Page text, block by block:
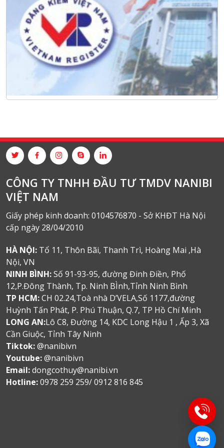
CÔNG TY TNHH ĐẦU TƯ TMDV NANIBI
VIỆT NAM
Giấy phép kinh doanh: 0104576870 - Sở KHĐT Hà Nội
cấp ngày 28/04/2010
HÀ NỘI: Tổ 11, Thôn Bãi, Thanh Trì, Hoàng Mai ,Hà
Nội, VN
NINH BÌNH:Số 91-93-95, đường Đinh Điền, Phố
12,P.Đông Thành, Tp. Ninh BÌnh,Tỉnh Ninh Bình
TP HCM:CH 02.24,Toà nhà D’VELA,Số 1177,đường
Huỳnh Tấn Phát, P. Phú Thuận, Q.7, TP Hồ Chí Minh
LONG AN:Lô C8, Đường 14, KDC Long Hậu 1 , Ấp 3, Xã
Cần Giuộc, Tỉnh Tây Ninh
Tiktok:@nanibivn
Youtube:@nanibivn
Email:dongcothuy@nanibi.vn
Hotline:0978 259 259/ 0912 816 845